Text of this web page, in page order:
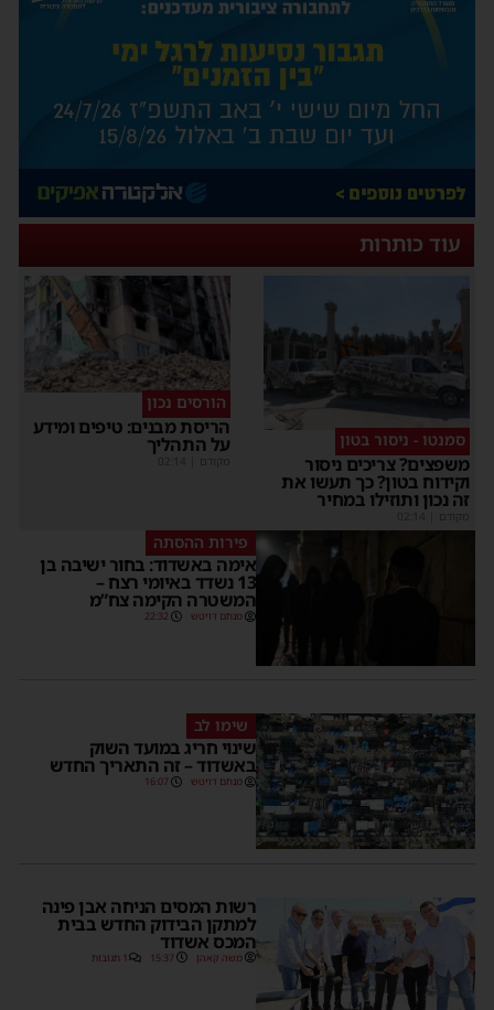
עוד כותרות
סמנטו - ניסור בטון
משפצים? צריכים ניסור
וקידוח בטון? כך תעשו את
זה נכון ותוזילו במחיר
מקודם
הורסים נכון
הריסת מבנים: טיפים ומידע
על התהליך
מקודם
פירות ההסתה
אימה באשדוד: בחור ישיבה בן
13 נשדד באיומי רצח –
המשטרה הקימה צח”מ
מנחם דויטש 22:32
שימו לב
שינוי חריג במועד השוק
באשדוד – זה התאריך החדש
מנחם דויטש 16:07
רשות המסים הניחה אבן פינה
למתקן הבידוק החדש בבית
המכס אשדוד
משה קאהן 15:37 1 תגובות